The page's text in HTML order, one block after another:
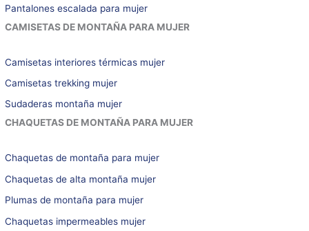
Pantalones escalada para mujer
CAMISETAS DE MONTAÑA PARA MUJER
Camisetas interiores térmicas mujer
Camisetas trekking mujer
Sudaderas montaña mujer
CHAQUETAS DE MONTAÑA PARA MUJER
Chaquetas de montaña para mujer
Chaquetas de alta montaña mujer
Plumas de montaña para mujer
Chaquetas impermeables mujer